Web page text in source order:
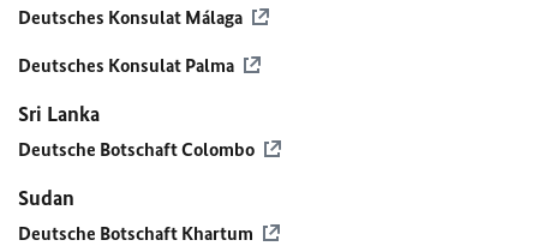
Deutsches Konsulat Málaga
Deutsches Konsulat Palma
Sri Lanka
Deutsche Botschaft Colombo
Sudan
Deutsche Botschaft Khartum